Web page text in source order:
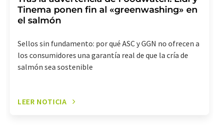
Tinema ponen fin al «greenwashing» en
el salmón
Sellos sin fundamento: por qué ASC y GGN no ofrecen a
los consumidores una garantía real de que la cría de
salmón sea sostenible
LEER NOTICIA